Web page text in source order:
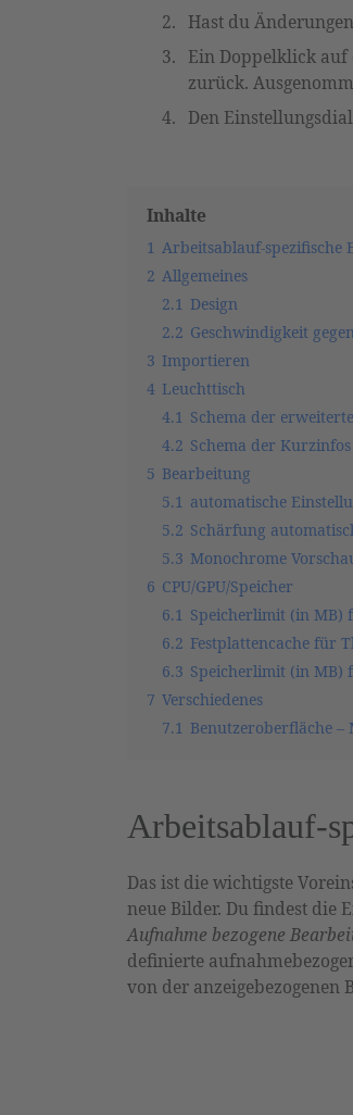
Hast du
Ein Doppelklick auf
zurück.
Den
Inhalte
1 Arbeitsablauf-spezifische
2 Allgemeines
2.1 Design
2.2 Geschwindigkeit
3 Importieren
4 Leuchttisch
4.1 Schema der
4.2 Schema der
5 Bearbeitung
5.1 automatische
5.2 Schärfung
5.3 Monochrome
6 CPU/GPU/Speicher
6.1 Speicherlimit (in MB)
6.2 Festplattencache für
6.3 Speicherlimit (in MB)
7 Verschiedenes
7.1 Benutzeroberfläche
Arbeitsablauf-
Das ist die wichtigste
neue Bilder. Du findest die
Aufnahme bezogene
definierte
von der